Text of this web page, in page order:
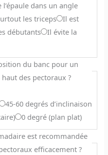
dans un angle
les triceps
Il est
débutants
Il évite la
du banc pour un
des pectoraux ?
45-60 degrés d’inclinaison
0 degré (plan plat)
est recommandée
efficacement ?